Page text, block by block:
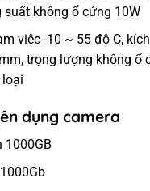
suất không ổ cứng 10W
việc -10 ~ 55 độ C,
trọng lượng không ổ
dụng camera
1000GB